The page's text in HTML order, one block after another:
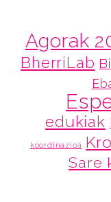
Agorak
BherriLab
edukiak
koordinazioa
Sare